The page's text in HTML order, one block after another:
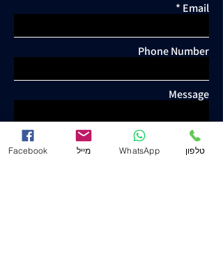
Email
Phone Number
Message
Facebook מייל WhatsApp טלפון